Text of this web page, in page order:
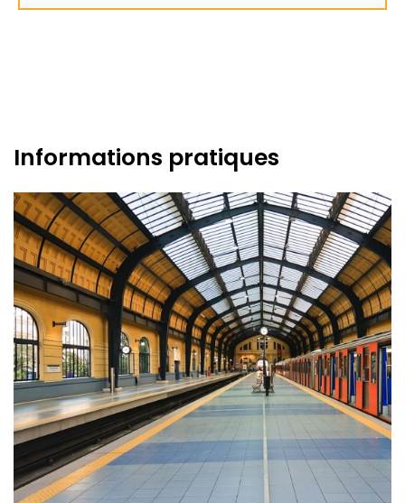
Informations pratiques